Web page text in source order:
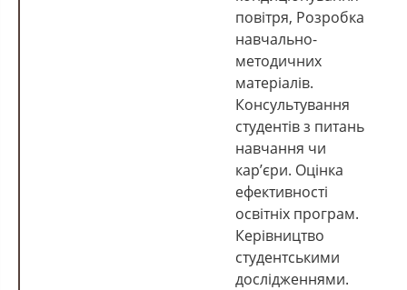
повітря, Розробка
навчально-
методичних
матеріалів.
Консультування
студентів з питань
навчання чи
кар’єри. Оцінка
ефективності
освітніх програм.
Керівництво
студентськими
дослідженнями.